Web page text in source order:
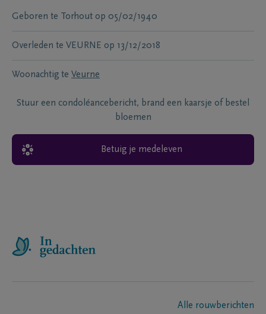
Geboren te Torhout op 05/02/1940
Overleden te VEURNE op 13/12/2018
Woonachtig te Veurne
Stuur een condoléancebericht, brand een kaarsje of bestel
bloemen
Betuig je medeleven
Alle rouwberichten